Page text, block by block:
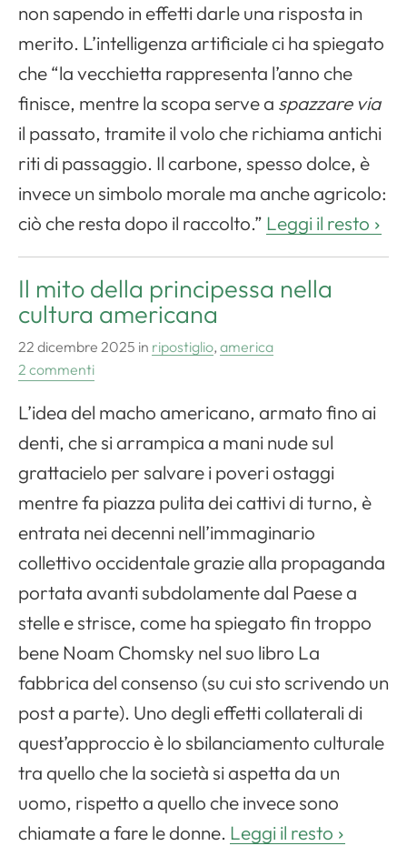
non sapendo in effetti darle una risposta in
merito. L’intelligenza artificiale ci ha spiegato
che “la vecchietta rappresenta l’anno che
finisce, mentre la scopa serve a spazzare via
il passato, tramite il volo che richiama antichi
riti di passaggio. Il carbone, spesso dolce, è
invece un simbolo morale ma anche agricolo:
ciò che resta dopo il raccolto.” Leggi il resto
Il mito della principessa nella
cultura americana
22 dicembre 2025 in ripostiglio, america
2 commenti
L’idea del macho americano, armato fino ai
denti, che si arrampica a mani nude sul
grattacielo per salvare i poveri ostaggi
mentre fa piazza pulita dei cattivi di turno, è
entrata nei decenni nell’immaginario
collettivo occidentale grazie alla propaganda
portata avanti subdolamente dal Paese a
stelle e strisce, come ha spiegato fin troppo
bene Noam Chomsky nel suo libro La
fabbrica del consenso (su cui sto scrivendo un
post a parte). Uno degli effetti collaterali di
quest’approccio è lo sbilanciamento culturale
tra quello che la società si aspetta da un
uomo, rispetto a quello che invece sono
chiamate a fare le donne. Leggi il resto